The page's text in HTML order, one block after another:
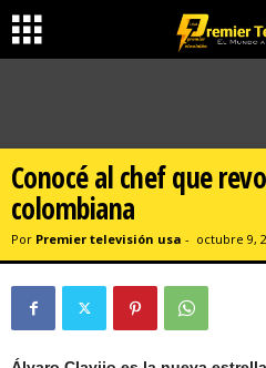
Conocé al chef que
colombiana
Por Premier televisión usa - octubre 9,